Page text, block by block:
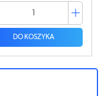
DO KOSZYKA